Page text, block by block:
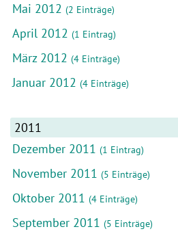
Mai 2012 (2 Einträge)
April 2012 (1 Eintrag)
März 2012 (4 Einträge)
Januar 2012 (4 Einträge)
2011
Dezember 2011 (1 Eintrag)
November 2011 (5 Einträge)
Oktober 2011 (4 Einträge)
September 2011 (5 Einträge)